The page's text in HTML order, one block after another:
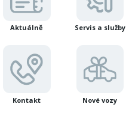
Aktuálně Servis a služby
Kontakt Nové vozy